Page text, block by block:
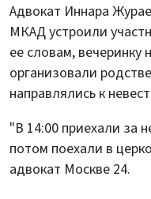
Адвокат Иннара
МКАД устроили
ее словам, вечеринку
организовали
направлялись к
"В 14:00 приехали за
потом поехали в
адвокат Москве 24.